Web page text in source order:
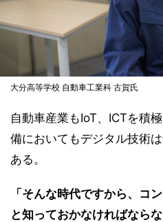
大分高等学校 自動車工業科 古賀氏
自動車産業もIoT、ICTを積
備においてもデジタル技術
ある。
「そんな時代ですから、コ
と知っておかなければなら